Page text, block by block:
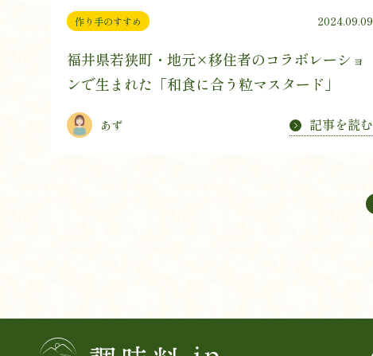
作り手のすすめ 2024.09.09
福井県若狭町・地元×移住者のコラボレーショ
ンで生まれた「和食に合う粒マスタード」
あず 記事を読む